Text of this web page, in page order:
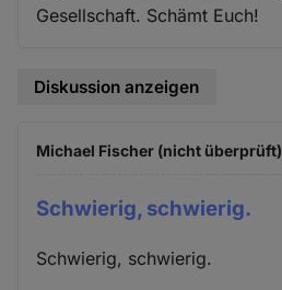
Gesellschaft. Schämt Euch!
Diskussion anzeigen
Michael Fischer (nicht überprüft)
Schwierig, schwierig.
Schwierig, schwierig.